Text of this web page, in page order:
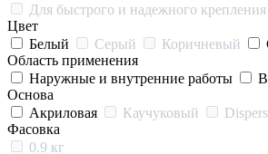
Для быстрого и надежного крепления
Цвет
Белый
Серый Коричневый
Область применения
Наружные и внутренние работы
Основа
Акриловая
Каучуковый
Фасовка
0.9 кг